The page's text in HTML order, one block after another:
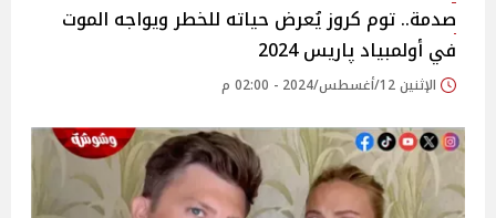
صدمة.. توم كروز يُعرض حياته للخطر ويواجه الموت
في أولمبياد پاريس 2024
الإثنين 12/أغسطس/2024 - 02:00 م